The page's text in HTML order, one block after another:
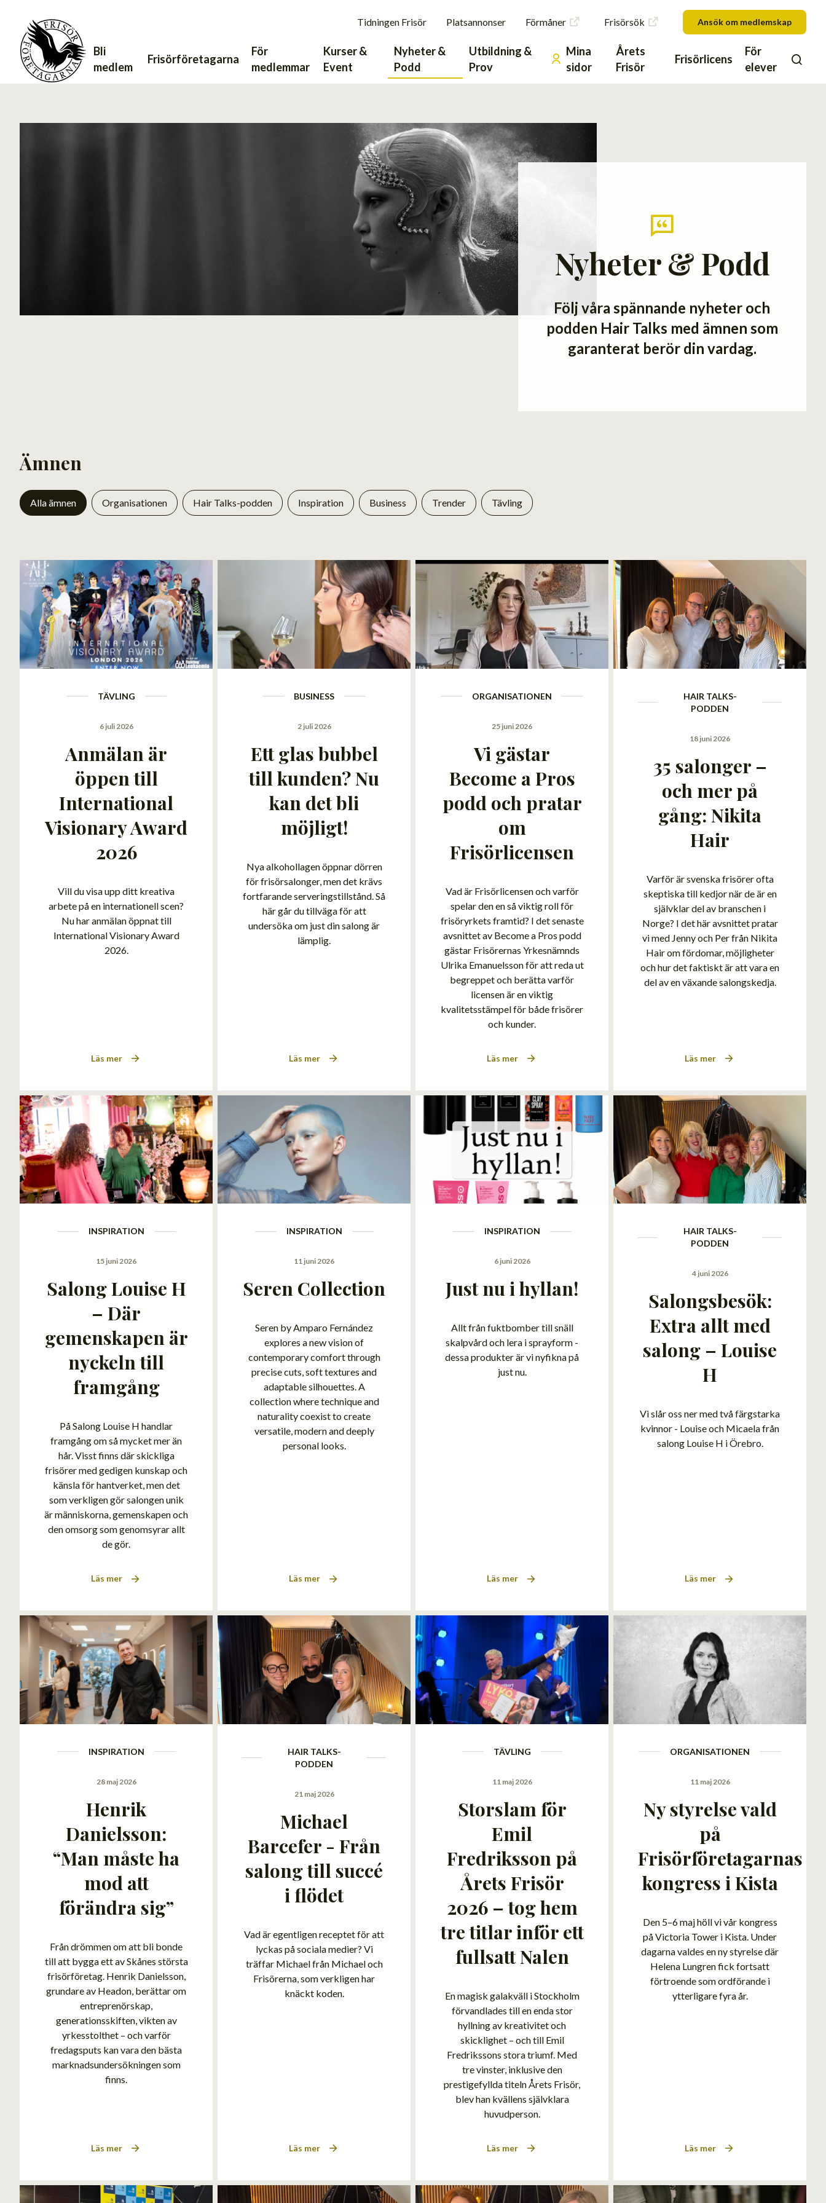
Tidningen Frisör Platsannonser Förmåner Frisörsök Ansök om medlemskap
Bli
medlem
Frisörföretagarna
För
medlemmar
Kurser &
Event
Nyheter &
Podd
Utbildning &
Prov
Mina
sidor
Årets
Frisör
Frisörlicens
För
elever
Nyheter & Podd
Följ våra spännande nyheter och
podden Hair Talks med ämnen som
garanterat berör din vardag.
Ämnen
Alla ämnen Organisationen Hair Talks-podden Inspiration Business Trender Tävling
TÄVLING
6 juli 2026
Anmälan är
öppen till
International
Visionary Award
2026
Vill du visa upp ditt kreativa
arbete på en internationell scen?
Nu har anmälan öppnat till
International Visionary Award
2026.
Läs mer
BUSINESS
2 juli 2026
Ett glas bubbel
till kunden? Nu
kan det bli
möjligt!
Nya alkohollagen öppnar dörren
för frisörsalonger, men det krävs
fortfarande serveringstillstånd. Så
här går du tillväga för att
undersöka om just din salong är
lämplig.
Läs mer
ORGANISATIONEN
25 juni 2026
Vi gästar
Become a Pros
podd och pratar
om
Frisörlicensen
Vad är Frisörlicensen och varför
spelar den en så viktig roll för
frisöryrkets framtid? I det senaste
avsnittet av Become a Pros podd
gästar Frisörernas Yrkesnämnds
Ulrika Emanuelsson för att reda ut
begreppet och berätta varför
licensen är en viktig
kvalitetsstämpel för både frisörer
och kunder.
Läs mer
HAIR TALKS-
PODDEN
18 juni 2026
35 salonger –
och mer på
gång: Nikita
Hair
Varför är svenska frisörer ofta
skeptiska till kedjor när de är en
självklar del av branschen i
Norge? I det här avsnittet pratar
vi med Jenny och Per från Nikita
Hair om fördomar, möjligheter
och hur det faktiskt är att vara en
del av en växande salongskedja.
Läs mer
INSPIRATION
15 juni 2026
Salong Louise H
– Där
gemenskapen är
nyckeln till
framgång
På Salong Louise H handlar
framgång om så mycket mer än
hår. Visst finns där skickliga
frisörer med gedigen kunskap och
känsla för hantverket, men det
som verkligen gör salongen unik
är människorna, gemenskapen och
den omsorg som genomsyrar allt
de gör.
Läs mer
INSPIRATION
11 juni 2026
Seren Collection
Seren by Amparo Fernández
explores a new vision of
contemporary comfort through
precise cuts, soft textures and
adaptable silhouettes. A
collection where technique and
naturality coexist to create
versatile, modern and deeply
personal looks.
Läs mer
INSPIRATION
6 juni 2026
Just nu i hyllan!
Allt från fuktbomber till snäll
skalpvård och lera i sprayform -
dessa produkter är vi nyfikna på
just nu.
Läs mer
HAIR TALKS-
PODDEN
4 juni 2026
Salongsbesök:
Extra allt med
salong – Louise
H
Vi slår oss ner med två färgstarka
kvinnor - Louise och Micaela från
salong Louise H i Örebro.
Läs mer
INSPIRATION
28 maj 2026
Henrik
Danielsson:
“Man måste ha
mod att
förändra sig”
Från drömmen om att bli bonde
till att bygga ett av Skånes största
frisörföretag. Henrik Danielsson,
grundare av Headon, berättar om
entreprenörskap,
generationsskiften, vikten av
yrkesstolthet – och varför
fredagsputs kan vara den bästa
marknadsundersökningen som
finns.
Läs mer
HAIR TALKS-
PODDEN
21 maj 2026
Michael
Barcefer - Från
salong till succé
i flödet
Vad är egentligen receptet för att
lyckas på sociala medier? Vi
träffar Michael från Michael och
Frisörerna, som verkligen har
knäckt koden.
Läs mer
TÄVLING
11 maj 2026
Storslam för
Emil
Fredriksson på
Årets Frisör
2026 – tog hem
tre titlar inför ett
fullsatt Nalen
En magisk galakväll i Stockholm
förvandlades till en enda stor
hyllning av kreativitet och
skicklighet – och till Emil
Fredrikssons stora triumf. Med
tre vinster, inklusive den
prestigefyllda titeln Årets Frisör,
blev han kvällens självklara
huvudperson.
Läs mer
ORGANISATIONEN
11 maj 2026
Ny styrelse vald
på
Frisörföretagarnas
kongress i Kista
Den 5–6 maj höll vi vår kongress
på Victoria Tower i Kista. Under
dagarna valdes en ny styrelse där
Helena Lungren fick fortsatt
förtroende som ordförande i
ytterligare fyra år.
Läs mer